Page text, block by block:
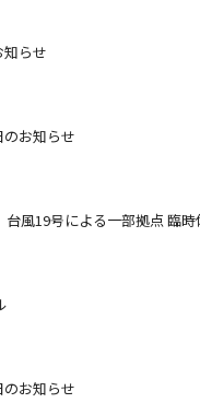
らせ
お知らせ
台風19号による一部拠点 臨
お知らせ